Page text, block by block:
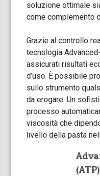
soluzione ottimale
come complemento
Grazie al controllo
tecnologia
assicurati risultati
d’uso. È possibile
sullo strumento
da erogare. Un
processo
viscosità che
livello della pasta